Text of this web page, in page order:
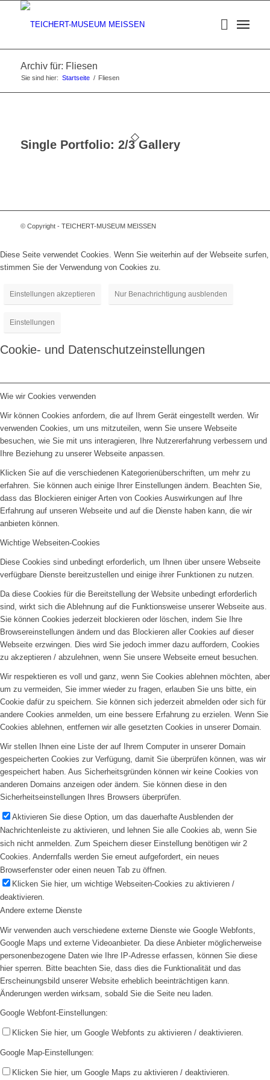
Archiv für: Fliesen
Sie sind hier: Startseite / Fliesen
Single Portfolio: 2/3 Gallery
© Copyright - TEICHERT-MUSEUM MEISSEN
Diese Seite verwendet Cookies. Wenn Sie weiterhin auf der Webseite surfen,
stimmen Sie der Verwendung von Cookies zu.
Einstellungen akzeptieren Nur Benachrichtigung ausblenden
Einstellungen
Cookie- und Datenschutzeinstellungen
Wie wir Cookies verwenden
Wir können Cookies anfordern, die auf Ihrem Gerät eingestellt werden. Wir
verwenden Cookies, um uns mitzuteilen, wenn Sie unsere Webseite
besuchen, wie Sie mit uns interagieren, Ihre Nutzererfahrung verbessern und
Ihre Beziehung zu unserer Webseite anpassen.
Klicken Sie auf die verschiedenen Kategorienüberschriften, um mehr zu
erfahren. Sie können auch einige Ihrer Einstellungen ändern. Beachten Sie,
dass das Blockieren einiger Arten von Cookies Auswirkungen auf Ihre
Erfahrung auf unseren Webseite und auf die Dienste haben kann, die wir
anbieten können.
Wichtige Webseiten-Cookies
Diese Cookies sind unbedingt erforderlich, um Ihnen über unsere Webseite
verfügbare Dienste bereitzustellen und einige ihrer Funktionen zu nutzen.
Da diese Cookies für die Bereitstellung der Website unbedingt erforderlich
sind, wirkt sich die Ablehnung auf die Funktionsweise unserer Webseite aus.
Sie können Cookies jederzeit blockieren oder löschen, indem Sie Ihre
Browsereinstellungen ändern und das Blockieren aller Cookies auf dieser
Webseite erzwingen. Dies wird Sie jedoch immer dazu auffordern, Cookies
zu akzeptieren / abzulehnen, wenn Sie unsere Webseite erneut besuchen.
Wir respektieren es voll und ganz, wenn Sie Cookies ablehnen möchten, aber
um zu vermeiden, Sie immer wieder zu fragen, erlauben Sie uns bitte, ein
Cookie dafür zu speichern. Sie können sich jederzeit abmelden oder sich für
andere Cookies anmelden, um eine bessere Erfahrung zu erzielen. Wenn Sie
Cookies ablehnen, entfernen wir alle gesetzten Cookies in unserer Domain.
Wir stellen Ihnen eine Liste der auf Ihrem Computer in unserer Domain
gespeicherten Cookies zur Verfügung, damit Sie überprüfen können, was wir
gespeichert haben. Aus Sicherheitsgründen können wir keine Cookies von
anderen Domains anzeigen oder ändern. Sie können diese in den
Sicherheitseinstellungen Ihres Browsers überprüfen.
Aktivieren Sie diese Option, um das dauerhafte Ausblenden der
Nachrichtenleiste zu aktivieren, und lehnen Sie alle Cookies ab, wenn Sie
sich nicht anmelden. Zum Speichern dieser Einstellung benötigen wir 2
Cookies. Andernfalls werden Sie erneut aufgefordert, ein neues
Browserfenster oder einen neuen Tab zu öffnen.
Klicken Sie hier, um wichtige Webseiten-Cookies zu aktivieren /
deaktivieren.
Andere externe Dienste
Wir verwenden auch verschiedene externe Dienste wie Google Webfonts,
Google Maps und externe Videoanbieter. Da diese Anbieter möglicherweise
personenbezogene Daten wie Ihre IP-Adresse erfassen, können Sie diese
hier sperren. Bitte beachten Sie, dass dies die Funktionalität und das
Erscheinungsbild unserer Website erheblich beeinträchtigen kann.
Änderungen werden wirksam, sobald Sie die Seite neu laden.
Google Webfont-Einstellungen:
Klicken Sie hier, um Google Webfonts zu aktivieren / deaktivieren.
Google Map-Einstellungen:
Klicken Sie hier, um Google Maps zu aktivieren / deaktivieren.